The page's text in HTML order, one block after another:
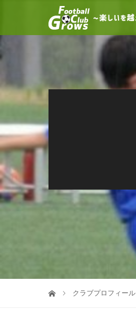
クラブプロフィール